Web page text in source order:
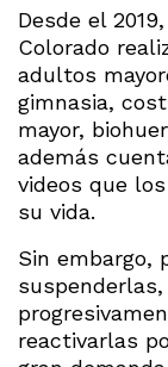
Desde el
Colorado
adultos
gimnasia,
mayor,
además
videos que
su vida.
Sin embargo,
reactivarlas